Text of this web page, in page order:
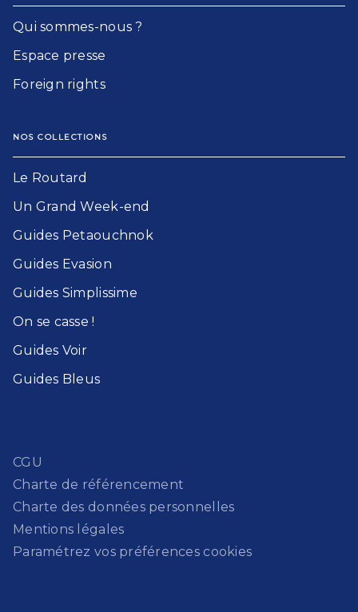
Qui sommes-nous ?
Espace presse
Foreign rights
NOS COLLECTIONS
Le Routard​
Un Grand Week-end​
Guides Petaouchnok​
Guides Evasion​
Guides Simplissime​
On se casse !​
Guides Voir​
Guides Bleu​s
CGU
Charte de référencement
Charte des données personnelles
Mentions légales
Paramétrez vos préférences cookies